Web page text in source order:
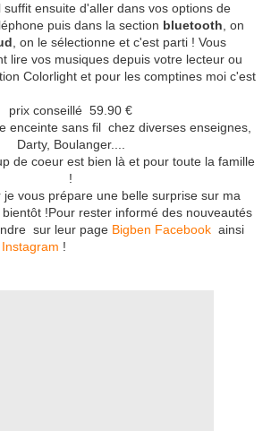
ensuite d'aller dans vos options de
puis dans la section bluetooth , on
, on le sélectionne et c'est parti ! Vous
lire vos musiques depuis votre lecteur ou
Colorlight et pour les comptines moi c'est
prix conseillé 59.90 €
enceinte sans fil chez diverses enseignes,
Darty, Boulanger....
de coeur est bien là et pour toute la famille
!
je vous prépare une belle surprise sur ma
!Pour rester informé des nouveautés
sur leur page Bigben Facebook ainsi
!